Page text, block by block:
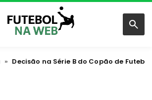
» Decisão na Série B do Copão de